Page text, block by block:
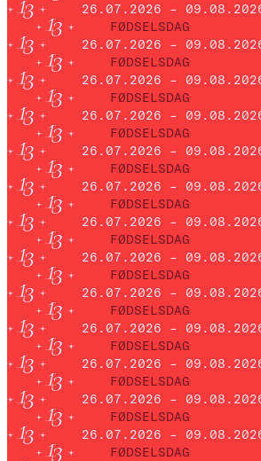
26.07.2026 –
FØDSELSDAG
26.07.2026 –
FØDSELSDAG
26.07.2026 –
FØDSELSDAG
26.07.2026 –
FØDSELSDAG
26.07.2026 –
FØDSELSDAG
26.07.2026 –
FØDSELSDAG
26.07.2026 –
FØDSELSDAG
26.07.2026 –
FØDSELSDAG
26.07.2026 –
FØDSELSDAG
26.07.2026 –
FØDSELSDAG
26.07.2026 –
FØDSELSDAG
26.07.2026 –
FØDSELSDAG
26.07.2026 –
FØDSELSDAG